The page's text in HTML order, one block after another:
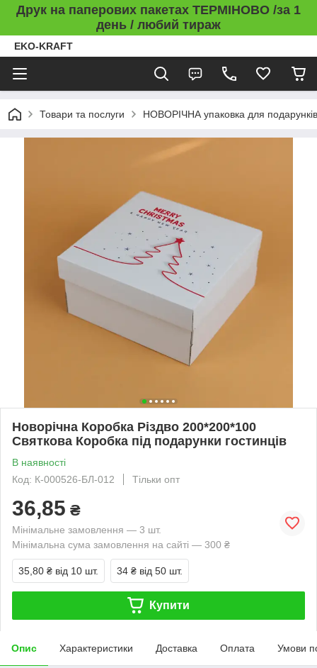
Друк на паперових пакетах ТЕРМІНОВО /за 1
день / любий тираж
EKO-KRAFT
Товари та послуги НОВОРІЧНА упаковка для подарунків
Новорічна Коробка Різдво 200*200*100
Святкова Коробка під подарунки гостинців
В наявності
Код: К-000526-БЛ-012
Тільки опт
36,85 ₴
Мінімальне замовлення — 3 шт.
Мінімальна сума замовлення на сайті — 300 ₴
35,80 ₴ від 10 шт. 34 ₴ від 50 шт.
Купити
Опис Характеристики Доставка Оплата Умови